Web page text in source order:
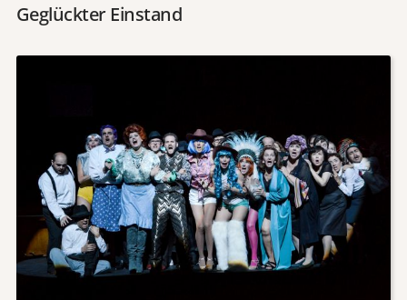
Geglückter Einstand